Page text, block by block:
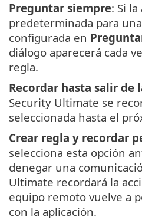
Preguntar siempre: Si la
predeterminada para
configurada en
diálogo aparecerá cada
regla.
Recordar hasta salir de
Security Ultimate se
seleccionada hasta el
Crear regla y recordar
selecciona esta opción
denegar una
Ultimate recordará la
equipo remoto vuelve a
con la aplicación.